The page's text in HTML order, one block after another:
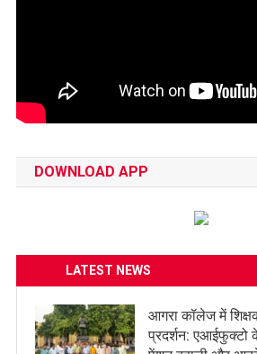
DOWNLOAD APP
LATEST NEWS
आगरा कॉलेज में
प्रदर्शन: एआईफुक्टो